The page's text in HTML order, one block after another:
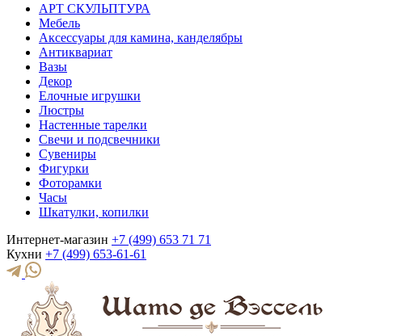
АРТ СКУЛЬПТУРА
Мебель
Аксессуары для камина, канделябры
Антиквариат
Вазы
Декор
Елочные игрушки
Люстры
Настенные тарелки
Свечи и подсвечники
Сувениры
Фигурки
Фоторамки
Часы
Шкатулки, копилки
Интернет-магазин +7 (499) 653 71 71
Кухни +7 (499) 653-61-61